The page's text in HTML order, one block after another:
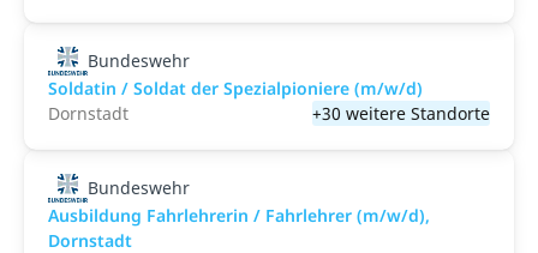
Bundeswehr
Soldatin / Soldat der Spezialpioniere (m/w/d)
Dornstadt
+30 weitere Standorte
Bundeswehr
Ausbildung Fahrlehrerin / Fahrlehrer (m/w/d),
Dornstadt